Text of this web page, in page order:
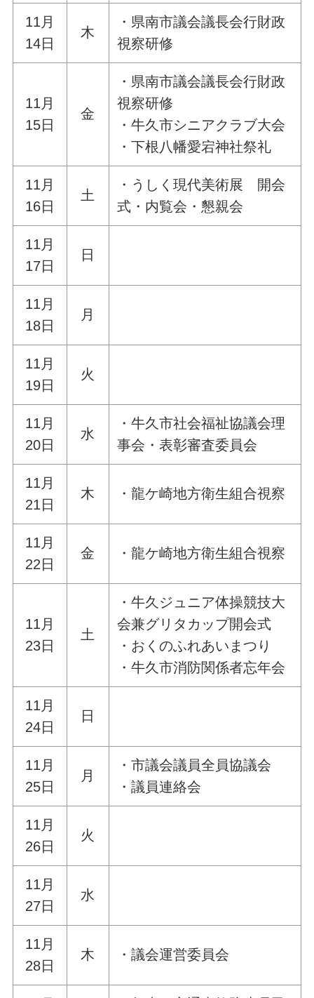
11月
14日
木
・県南市議会議長会行財政
視察研修
11月
15日
金
・県南市議会議長会行財政
視察研修
・牛久市シニアクラブ大会
・下根八幡愛宕神社祭礼
11月
16日
土
・うしく現代美術展 開会
式・内覧会・懇親会
11月
17日
日
11月
18日
月
11月
19日
火
11月
20日
水
・牛久市社会福祉協議会理
事会・表彰審査委員会
11月
21日
木 ・龍ケ崎地方衛生組合視察
11月
22日
金 ・龍ケ崎地方衛生組合視察
11月
23日
土
・牛久ジュニア体操競技大
会兼グリタカップ開会式
・おくのふれあいまつり
・牛久市消防関係者忘年会
11月
24日
日
11月
25日
月
・市議会議員全員協議会
・議員連絡会
11月
26日
火
11月
27日
水
11月
28日
木 ・議会運営委員会